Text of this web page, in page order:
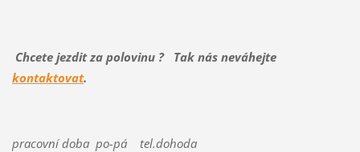
Chcete jezdit za polovinu ? Tak nás neváhejte
kontaktovat.
pracovní doba po-pá tel.dohoda